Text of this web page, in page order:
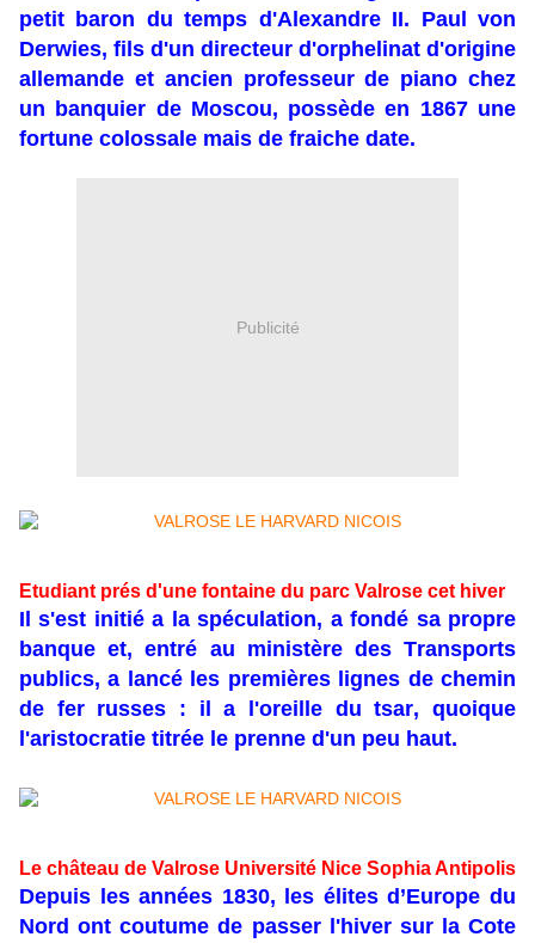
petit baron du temps d'Alexandre II. Paul von
Derwies, fils d'un directeur d'orphelinat d'origine
allemande et ancien professeur de piano chez
un banquier de Moscou, possède en 1867 une
fortune colossale mais de fraiche date.
Publicité
Etudiant prés d'une fontaine du parc Valrose cet hiver
Il s'est initié а la spéculation, a fondé sa propre
banque et, entré au ministère des Transports
publics, a lancé les premières lignes de chemin
de fer russes : il a l'oreille du tsar, quoique
l'aristocratie titrée le prenne d'un peu haut.
Le château de Valrose Université Nice Sophia Antipolis
Depuis les années 1830, les élites d’Europe du
Nord ont coutume de passer l'hiver sur la Cote